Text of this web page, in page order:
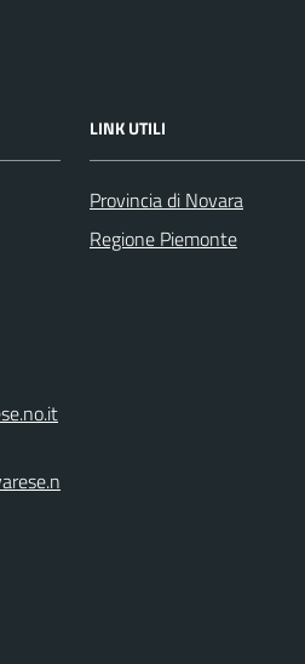
LINK UTILI
Provincia di Novara
Regione Piemonte